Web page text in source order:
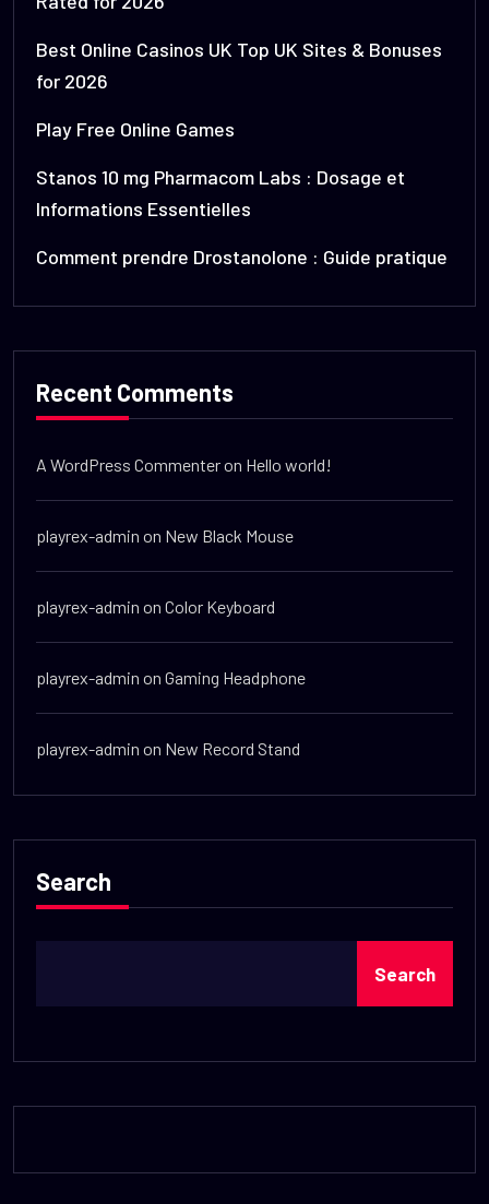
Best Online Casinos UK Top UK Sites & Bonuses
for 2026
Play Free Online Games
Stanos 10 mg Pharmacom Labs : Dosage et
Informations Essentielles
Comment prendre Drostanolone : Guide pratique
Recent Comments
A WordPress Commenteron Hello world!
playrex-admin on New Black Mouse
playrex-admin on Color Keyboard
playrex-admin on Gaming Headphone
playrex-admin on New Record Stand
Search
Search